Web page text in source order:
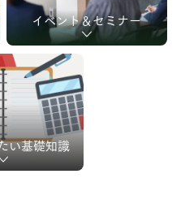
イベント＆セミナー
い基礎知識